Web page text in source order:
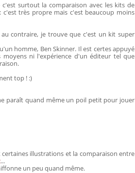
surtout la comparaison avec les kits de
très propre mais c'est beaucoup moins
contraire, je trouve que c'est un kit super
homme, Ben Skinner. Il est certes appuyé
ni l'expérience d'un éditeur tel que
top ! :)
paraît quand même un poil petit pour jouer
illustrations et la comparaison entre
...
un peu quand même.